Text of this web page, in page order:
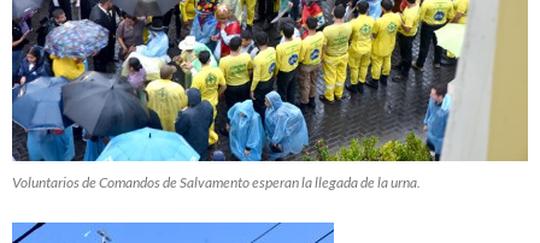
Voluntarios de Comandos de Salvamento esperan la llegada de la urna.